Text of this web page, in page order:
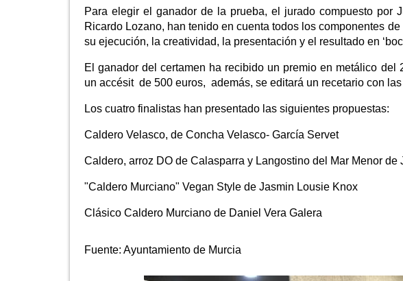
Para elegir el ganador de la prueba, el jurado compuesto por
Ricardo Lozano, han tenido en cuenta todos los componentes
su ejecución, la creatividad, la presentación y el resultado en
El ganador del certamen ha recibido un premio en metálico
un accésit de 500 euros, además, se editará un recetario con
Los cuatro finalistas han presentado las siguientes propuestas:
Caldero Velasco, de Concha Velasco- García Servet
Caldero, arroz DO de Calasparra y Langostino del Mar Menor de
"Caldero Murciano" Vegan Style de Jasmin Lousie Knox
Clásico Caldero Murciano de Daniel Vera Galera
Fuente: Ayuntamiento de Murcia